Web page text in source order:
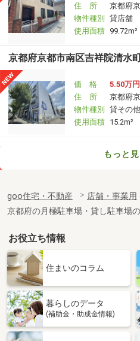
住 所
京都府
物件種別
貸店舗
使用面積 99.72m²
京都府京都市南区吉祥院清水
価 格
5.50万円
住 所
京都府
物件種別
貸その他
使用面積 15.2m²
京都府京都市中京区御池通麩
御池大
物件種別
貸店舗
京都府亀岡市曽我部町重利八
3.80万円
住 所
京都府
物件種別
土地面積
もっと
goo住宅・不動産 店舗・事業用
京都府の月極駐車場・貸し駐車場
お役立ち情報
住まいのコラム
暮らしのデータ
(補助金・助成金情報)